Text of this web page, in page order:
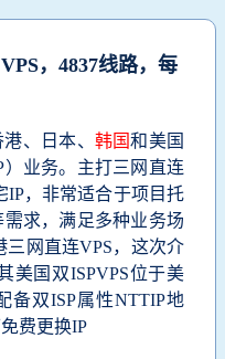
，4837线路，每
、日本、 韩国和美国
）业务。主打三网直连
IP，非常适合于项目托
求，满足多种业务场
三网直连VPS，这次介
美国双ISPVPS位于美
备双ISP属性NTTIP地
费更换IP